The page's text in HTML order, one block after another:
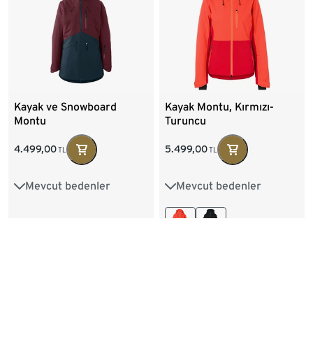
Kayak ve Snowboard
Montu
4.499,00TL
Mevcut bedenler
34 36 38 40
Kayak Montu, Kırmızı-
Turuncu
5.499,00TL
Mevcut bedenler
34 36 38 40
42 44